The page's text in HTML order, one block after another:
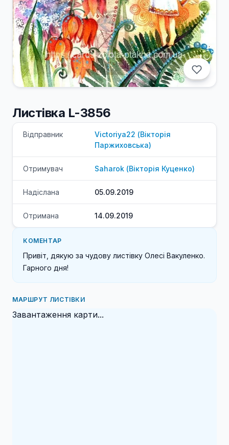
Листівка L-3856
Відправник Victoriya22 (Вікторія
Паржиховська)
Отримувач Saharok (Вікторія Куценко)
Надіслана 05.09.2019
Отримана 14.09.2019
КОМЕНТАР
Привіт, дякую за чудову листівку Олесі Вакуленко.
МАРШРУТ ЛИСТІВКИ
Завантаження карти...